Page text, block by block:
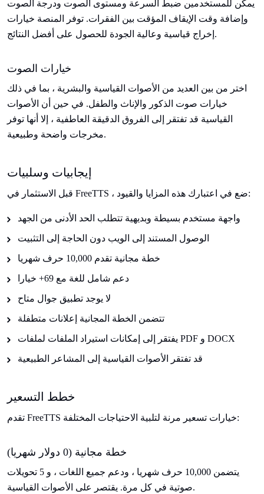
يمكن للمستخدمين ضبط السرعة ومستوى الصوت ودرجة الصوت
وإضافة وقت الإيقاف المؤقت بين الفقرات. توفر المنصة خيارات
إخراج قياسية وعالية الجودة للحصول على أفضل النتائج.
خيارات الصوت
اختر من بين العديد من الأصوات القياسية والبشرية ، بما في ذلك
خيارات صوت الذكور والإناث والطفل. في حين أن الأصوات
القياسية قد تفتقر إلى الفروق الدقيقة العاطفية ، إلا أنها توفر
مخرجات واضحة وطبيعية.
إيجابيات وسلبيات
قبل الاستثمار في FreeTTS ، ضع في اعتبارك هذه المزايا والقيود:
واجهة مستخدم بسيطة وبديهية تتطلب الحد الأدنى من الجهد
الوصول المستند إلى الويب دون الحاجة إلى التثبيت
خطة مجانية تقدم 10,000 حرف شهريا
دعم شامل للغة مع 69+ خيارا
لا يوجد تطبيق جوال متاح
تتضمن الخطة المجانية إعلانات متطفلة
يفتقر إلى إمكانات استيراد الملفات لملفات PDF و DOCX
قد تفتقر الأصوات القياسية إلى المشاعر الطبيعية
خطط التسعير
تقدم FreeTTS خيارات تسعير مرنة لتلبية الاحتياجات المختلفة:
خطة مجانية (0 دولار شهريا)
يتضمن 10,000 حرف شهريا ، ودعم جميع اللغات ، و 5 تحويلات
صوتية في كل مرة. يقتصر على الأصوات القياسية.